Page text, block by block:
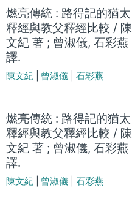
燃亮傳統 : 路得記的猶太
釋經與教父釋經比較 / 陳
文紀 著 ; 曾淑儀, 石彩燕
譯.
陳文紀| 曾淑儀 石彩燕
燃亮傳統 : 路得記的猶太
釋經與教父釋經比較 / 陳
文紀 著 ; 曾淑儀, 石彩燕
譯.
陳文紀| 曾淑儀 石彩燕